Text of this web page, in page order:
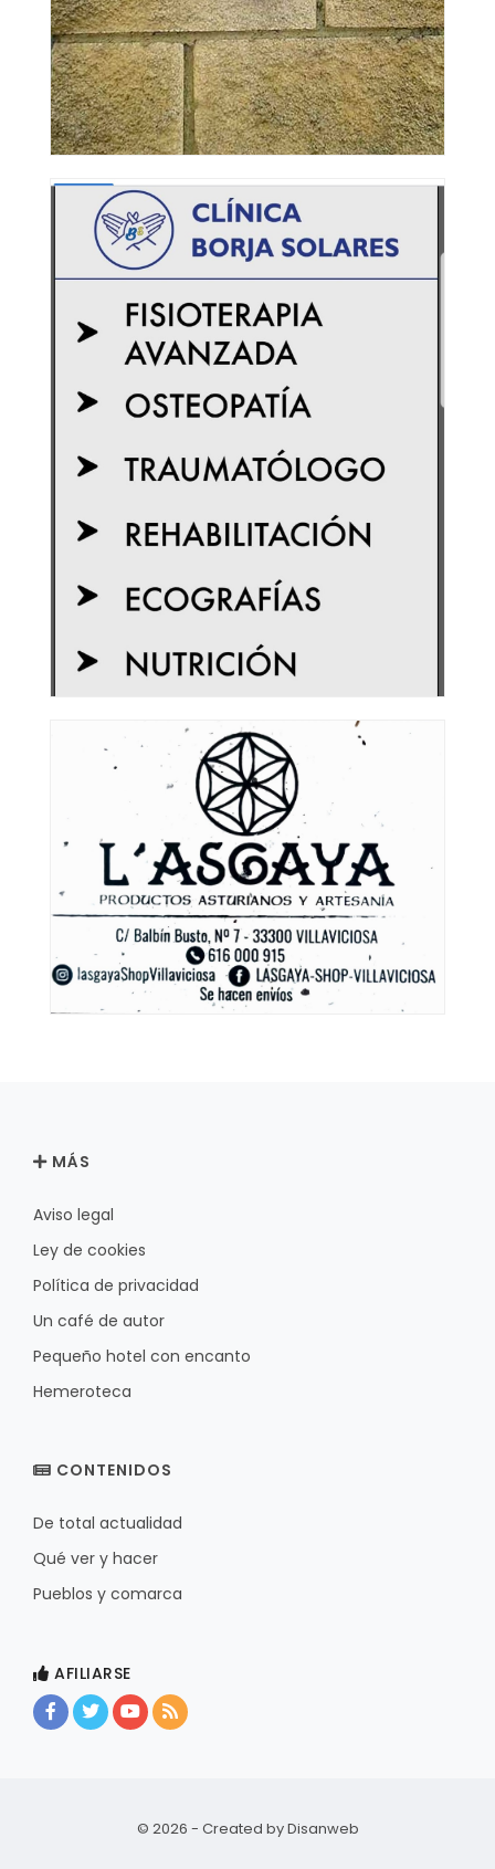
MÁS
Aviso legal
Ley de cookies
Política de privacidad
Un café de autor
Pequeño hotel con encanto
Hemeroteca
CONTENIDOS
De total actualidad
Qué ver y hacer
Pueblos y comarca
AFILIARSE
© 2026 - Created byDisanweb